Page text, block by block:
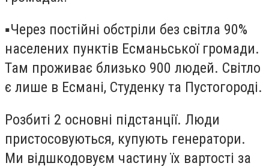
▪️Через постійні обстріли без світла 90%
населених пунктів Есманьської громади.
Там проживає близько 900 людей. Світло
є лише в Есмані, Студенку та Пустогороді.
Розбиті 2 основні підстанції. Люди
пристосовуються, купують генератори.
Ми відшкодовуєм частину їх вартості за